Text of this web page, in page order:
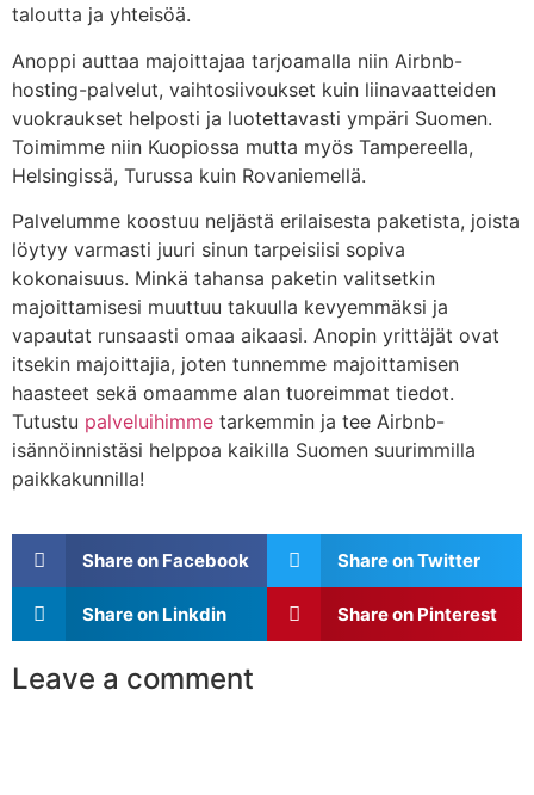
taloutta ja yhteisöä.
Anoppi auttaa majoittajaa tarjoamalla niin Airbnb-
hosting-palvelut, vaihtosiivoukset kuin liinavaatteiden
vuokraukset helposti ja luotettavasti ympäri Suomen.
Toimimme niin Kuopiossa mutta myös Tampereella,
Helsingissä, Turussa kuin Rovaniemellä.
Palvelumme koostuu neljästä erilaisesta paketista, joista
löytyy varmasti juuri sinun tarpeisiisi sopiva
kokonaisuus. Minkä tahansa paketin valitsetkin
majoittamisesi muuttuu takuulla kevyemmäksi ja
vapautat runsaasti omaa aikaasi. Anopin yrittäjät ovat
itsekin majoittajia, joten tunnemme majoittamisen
haasteet sekä omaamme alan tuoreimmat tiedot.
Tutustu palveluihimme tarkemmin ja tee Airbnb-
isännöinnistäsi helppoa kaikilla Suomen suurimmilla
paikkakunnilla!
Share on Facebook Share on Twitter
Share on Linkdin Share on Pinterest
Leave a comment